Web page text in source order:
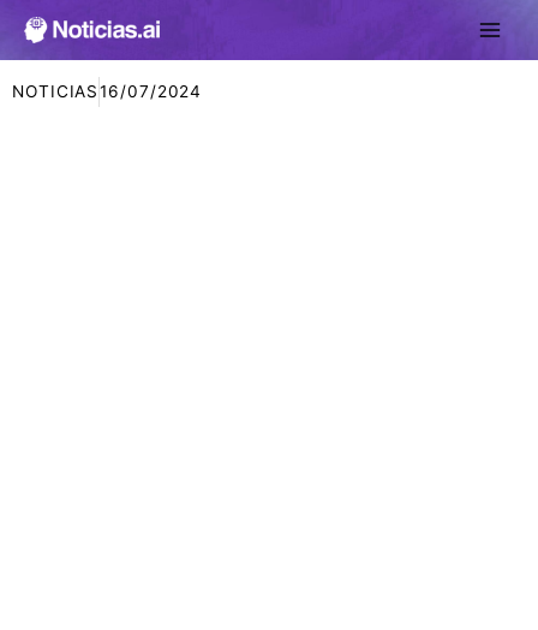
NOTICIAS 16/07/2024